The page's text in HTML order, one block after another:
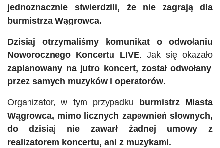
jednoznacznie stwierdzili, że nie zagrają dla
burmistrza Wągrowca.
Dzisiaj otrzymaliśmy komunikat o odwołaniu
Noworocznego Koncertu LIVE. Jak się okazało
zaplanowany na jutro koncert, został odwołany
przez samych muzyków i operatorów.
Organizator, w tym przypadku
burmistrz Miasta
Wągrowca, mimo licznych zapewnień słownych,
do dzisiaj nie zawarł żadnej umowy z
realizatorem koncertu, ani z muzykami.